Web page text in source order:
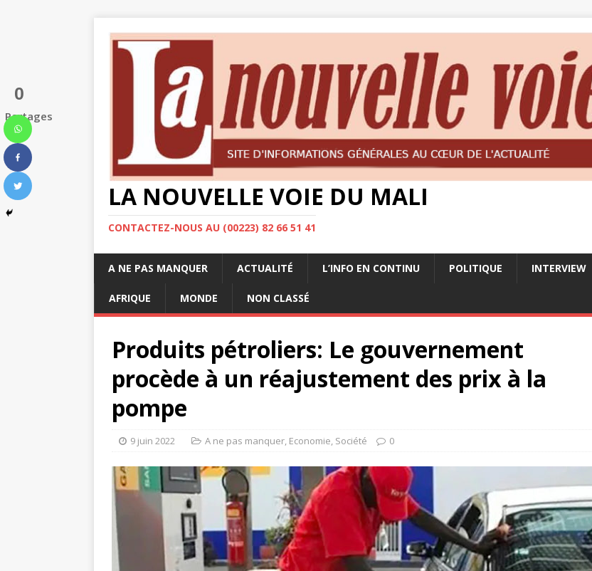
LA NOUVELLE VOIE DU MALI
CONTACTEZ-NOUS AU (00223) 82 66 51 41
A NE PAS MANQUER ACTUALITÉ L’INFO EN CONTINU POLITIQUE INTERVIEW
AFRIQUE MONDE NON CLASSÉ
Produits pétroliers: Le gouvernement
procède à un réajustement des prix à la
pompe
9 juin 2022 A ne pas manquer, Economie, Société 0
0
Partages